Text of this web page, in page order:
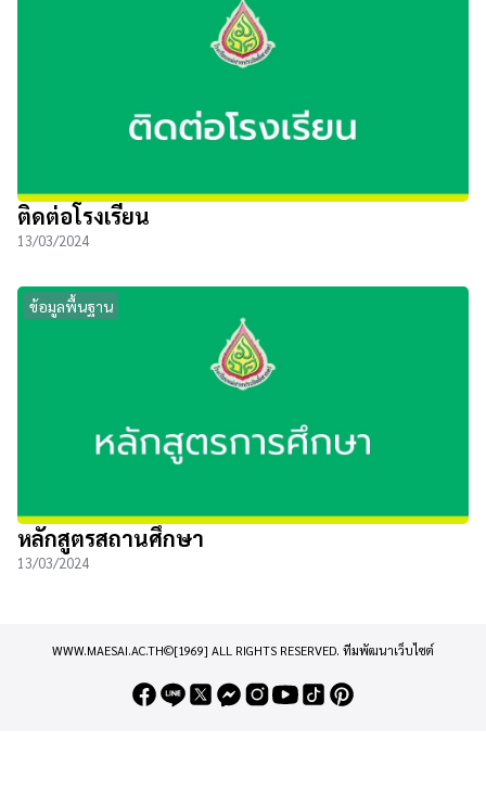
ติดต่อโรงเรียน
13/03/2024
ข้อมูลพื้นฐาน
หลักสูตรสถานศึกษา
13/03/2024
WWW.MAESAI.AC.TH©[1969] ALL RIGHTS RESERVED. ทีมพัฒนาเว็บไซต์